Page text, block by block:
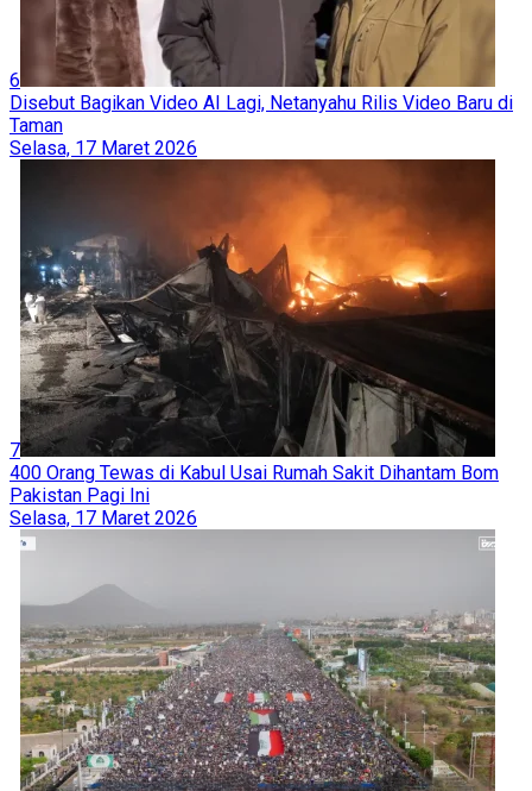
6
Disebut Bagikan Video AI Lagi, Netanyahu Rilis Video Baru di
Taman
Selasa, 17 Maret 2026
7
400 Orang Tewas di Kabul Usai Rumah Sakit Dihantam Bom
Pakistan Pagi Ini
Selasa, 17 Maret 2026